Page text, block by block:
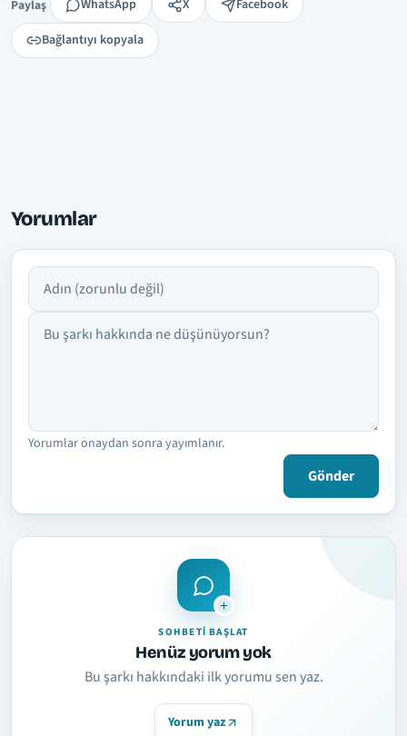
Paylaş WhatsApp X
Facebook
Bağlantıyı kopyala
Yorumlar
Adın
Yorumun
Yorumlar onaydan sonra yayımlanır.
Gönder
SOHBETI BAŞLAT
Henüz yorum yok
Bu şarkı hakkındaki ilk yorumu sen yaz.
Yorum yaz